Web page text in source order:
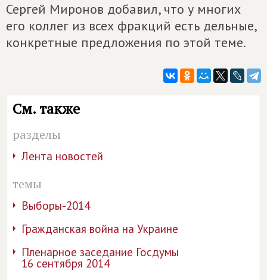
Сергей Миронов добавил, что у многих
его коллег из всех фракций есть дельные,
конкретные предложения по этой теме.
См. также
разделы
Лента новостей
темы
Выборы-2014
Гражданская война на Украине
Пленарное заседание Госдумы
16 сентября 2014